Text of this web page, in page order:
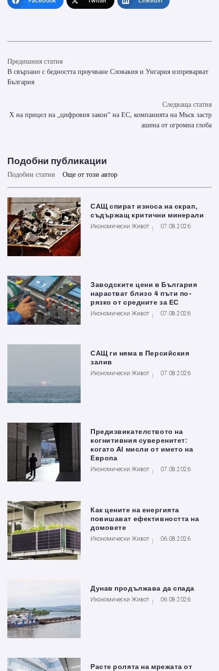
Предишния статия
В свързано с бедността проучване Словакия и Унгария изпреварват
България
Следваща статия
X на прицел на „цифровия закон“ на ЕС, компанията на Мъск застр
ашена от огромна глоба
Подобни публикации
Подобни статии Още от този автор
САЩ спират износа на скрап,
съдържащ критични минерали
Икономически Живот 07.08.2026
Заводските цени в България
нарастват близо 4 пъти по-
рязко от средните за ЕС
Икономически Живот 07.08.2026
САЩ ги няма в Персийския
залив
Икономически Живот 07.08.2026
Предизвикателството на
когнитивния суверенитет:
когато AI мисли от името на
Европа
Икономически Живот 07.08.2026
Как цените на енергията
повишават ефективността на
домовете
Икономически Живот 06.08.2026
Дунав продължава да спада
Икономически Живот 06.08.2026
Расте ролята на мрежата от